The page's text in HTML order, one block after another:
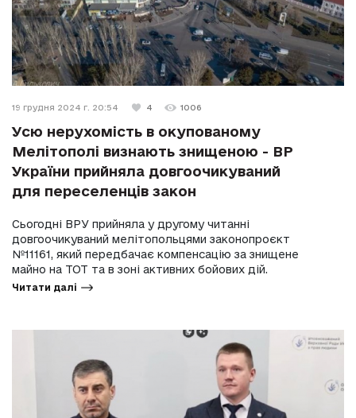
19 грудня 2024 г. 20:54 4 1006
Усю нерухомість в окупованому
Мелітополі визнають знищеною - ВР
України прийняла довгоочикуваний
для переселенців закон
Сьогодні ВРУ прийняла у другому читанні
довгоочикуваний мелітопольцями законопроєкт
№11161, який передбачає компенсацію за знищене
майно на ТОТ та в зоні активних бойових дій.
Читати далі